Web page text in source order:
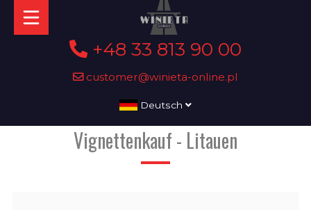
+48 33 813 90 00
customer@winieta-online.pl
Deutsch
Vignettenkauf - Litauen